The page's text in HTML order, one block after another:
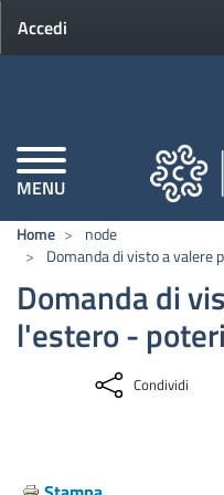
Menu profilo utente
Accedi
MENU
Servizio nuove
Finanza
Adempimenti
Home
node
Domanda di visto a valere
Domanda di
l'estero -
Condividi